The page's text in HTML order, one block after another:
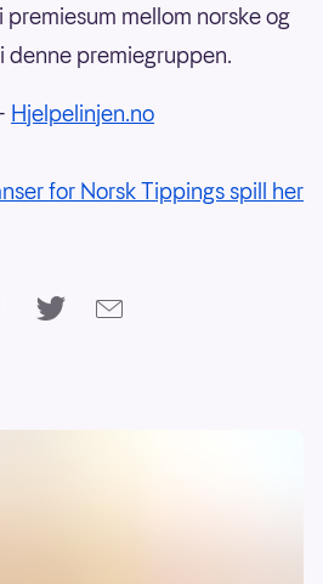
mellom norske og
denne premiegruppen.
Hjelpelinjen.no
for Norsk Tippings spill her